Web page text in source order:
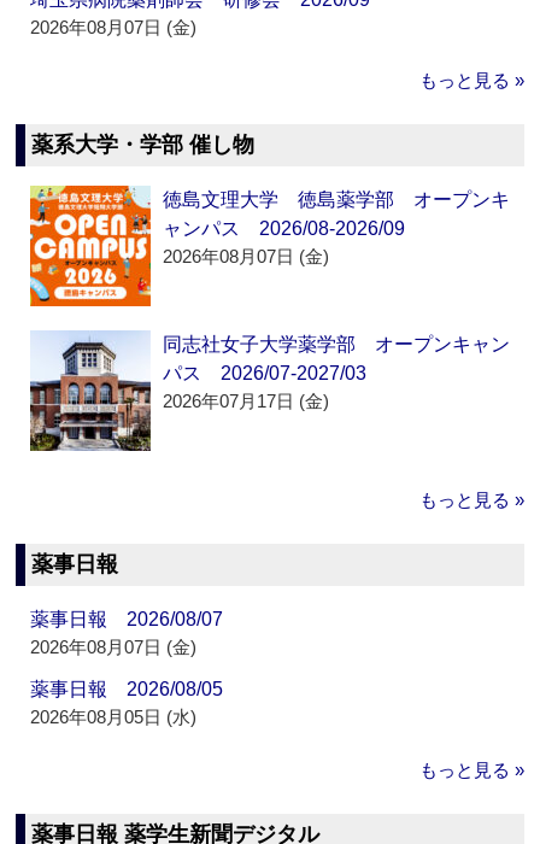
2026年08月07日 (金)
もっと見る »
薬系大学・学部 催し物
徳島文理大学 徳島薬学部 オープンキ
ャンパス 2026/08-2026/09
2026年08月07日 (金)
同志社女子大学薬学部 オープンキャン
パス 2026/07-2027/03
2026年07月17日 (金)
もっと見る »
薬事日報
薬事日報 2026/08/07
2026年08月07日 (金)
薬事日報 2026/08/05
2026年08月05日 (水)
もっと見る »
薬事日報 薬学生新聞デジタル